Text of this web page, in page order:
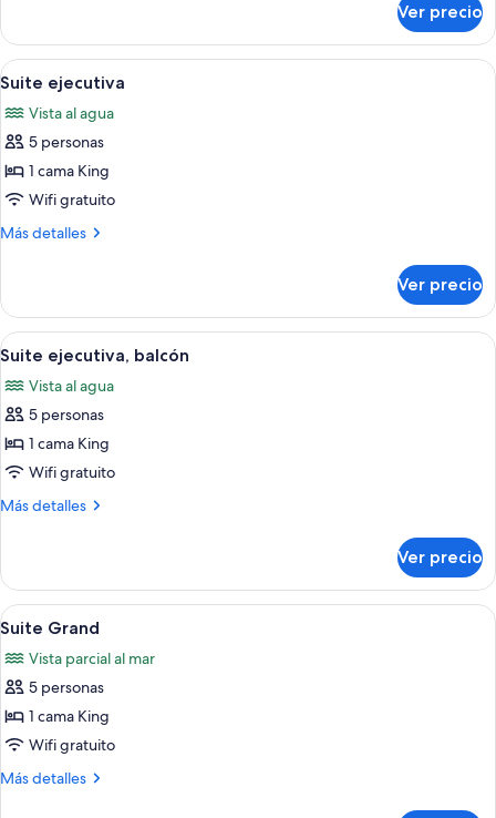
King
size
y
sofá
cama,
vista
a
la
bahía
junior,
cama
size
cama,
vista
la
Ver precio
Abrir
todas
las
fotos
de
Suite
ejecutiva
Habitación de hotel con sofá azul,
1
Suite ejecutiva
Vista al agua
5 personas
1 cama King
Wifi gratuito
Más detalles
Más
ejecutiva
Ver precio
Abrir
todas
las
fotos
de
Suite
ejecutiva,
Habitación de hotel con sofá azul,
1
Suite ejecutiva, balcón
Vista al agua
5 personas
1 cama King
Wifi gratuito
Más detalles
Más
ejecutiva,
balcón
Ver precio
Abrir
todas
las
fotos
de
Suite
Grand
Una habitación de hotel moderna
1
Suite Grand
Vista parcial al mar
5 personas
1 cama King
Wifi gratuito
Más detalles
Más